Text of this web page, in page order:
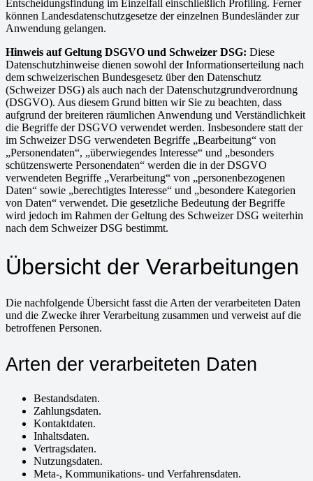
Entscheidungsfindung im Einzelfall einschließlich Profiling. Ferner
können Landesdatenschutzgesetze der einzelnen Bundesländer zur
Anwendung gelangen.
Hinweis auf Geltung DSGVO und Schweizer DSG: Diese
Datenschutzhinweise dienen sowohl der Informationserteilung nach
dem schweizerischen Bundesgesetz über den Datenschutz
(Schweizer DSG) als auch nach der Datenschutzgrundverordnung
(DSGVO). Aus diesem Grund bitten wir Sie zu beachten, dass
aufgrund der breiteren räumlichen Anwendung und Verständlichkeit
die Begriffe der DSGVO verwendet werden. Insbesondere statt der
im Schweizer DSG verwendeten Begriffe „Bearbeitung“ von
„Personendaten“, „überwiegendes Interesse“ und „besonders
schützenswerte Personendaten“ werden die in der DSGVO
verwendeten Begriffe „Verarbeitung“ von „personenbezogenen
Daten“ sowie „berechtigtes Interesse“ und „besondere Kategorien
von Daten“ verwendet. Die gesetzliche Bedeutung der Begriffe
wird jedoch im Rahmen der Geltung des Schweizer DSG weiterhin
nach dem Schweizer DSG bestimmt.
Übersicht der Verarbeitungen
Die nachfolgende Übersicht fasst die Arten der verarbeiteten Daten
und die Zwecke ihrer Verarbeitung zusammen und verweist auf die
betroffenen Personen.
Arten der verarbeiteten Daten
Bestandsdaten.
Zahlungsdaten.
Kontaktdaten.
Inhaltsdaten.
Vertragsdaten.
Nutzungsdaten.
Meta-, Kommunikations- und Verfahrensdaten.